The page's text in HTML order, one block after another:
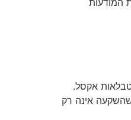
המודעות
אקסל.
אינה רק